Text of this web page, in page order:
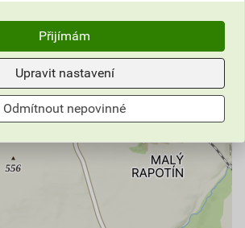
Přijímám
Upravit nastavení
Odmítnout nepovinné